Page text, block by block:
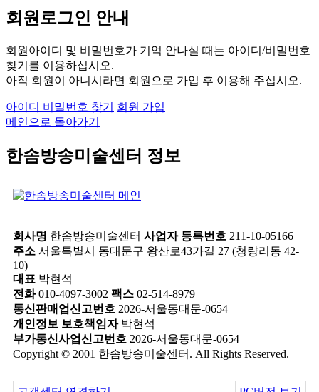
회원로그인 안내
회원아이디 및 비밀번호가 기억 안나실 때는 아이디/비밀번호
찾기를 이용하십시오.
아직 회원이 아니시라면 회원으로 가입 후 이용해 주십시오.
아이디 비밀번호 찾기
회원 가입
메인으로 돌아가기
한솜방송미술센터 정보
회사명 한솜방송미술센터 사업자 등록번호 211-10-05166
주소 서울특별시 동대문구 왕산로43가길 27 (청량리동 42-
10)
대표 박현석
전화010-4097-3002 팩스 02-514-8979
통신판매업신고번호 2026-서울동대문-0654
개인정보 보호책임자박현석
부가통신사업신고번호 2026-서울동대문-0654
Copyright © 2001 한솜방송미술센터. All Rights Reserved.